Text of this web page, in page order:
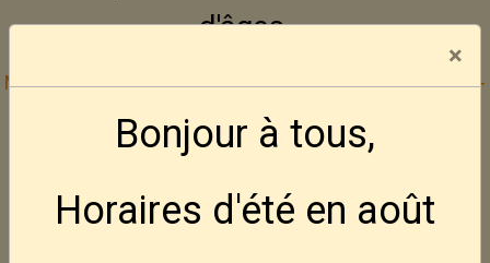
d'âges.
Mode de paiement :Bancontact -- Visa -- Mastercard--
Cash
Inscrivez vous gratuitement à la Défence
×
Bonjour à tous,
Horaires d'été en août